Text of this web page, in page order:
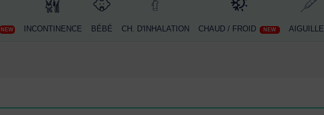
NEW INCONTINENCE BÉBÉ CH. D'INHALATION CHAUD / FROID NEW